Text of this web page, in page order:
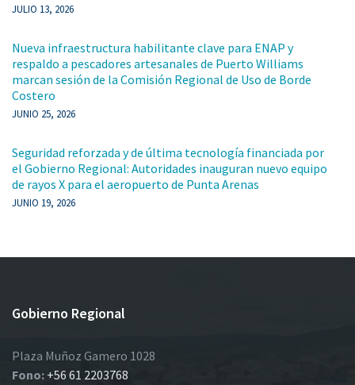
JULIO 13, 2026
Nueva infraestructura habilitante clave para ENAP y
respaldo a pescadores artesanales de Puerto Williams
marcan sesión de la Comisión Regional de Uso de Borde
Costero
JUNIO 25, 2026
Seguridad reforzada y de última tecnología financiada por
el Gobierno Regional: Autoridades inauguran nuevo equipo
de rayos X para el aeropuerto de Punta Arenas
JUNIO 19, 2026
Gobierno Regional
Plaza Muñoz Gamero 1028
Fono: +56 61 2203768